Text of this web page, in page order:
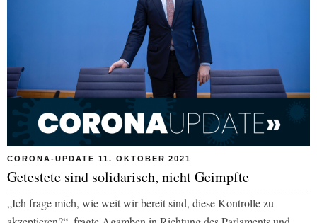
CORONA-UPDATE 11. OKTOBER 2021
Getestete sind solidarisch, nicht Geimpfte
„Ich frage mich, wie weit wir bereit sind, diese Kontrolle zu